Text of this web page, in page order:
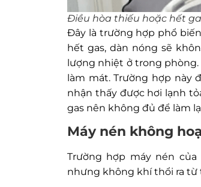
Điều hòa thiếu hoặc hết
Đây là trường hợp phổ
hết gas, dàn nóng sẽ
lượng nhiệt ở trong
làm mát. Trường hợp này
nhận thấy được hơi lạnh
gas nên không đủ để làm
Máy nén không
Trường hợp máy nén
nhưng không khí thổi ra từ